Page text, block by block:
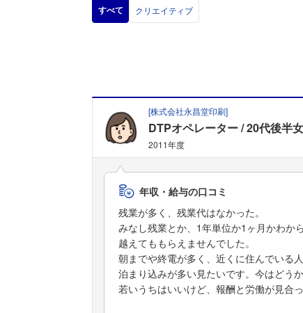
すべて クリエイティブ
[株式会社永昌堂印刷]
DTPオペレーター 20代後半
2011年度
年収・給与の口コミ
残業が多く、残業代はなかった。
みなし残業とか、1年単位か1ヶ月かわから
越えてももらえませんでした。
朝までや終電が多く、近くに住んでいる
泊まり込みが多い見たいです。今はどう
若いうちはいいけど、報酬と労働が見合っ